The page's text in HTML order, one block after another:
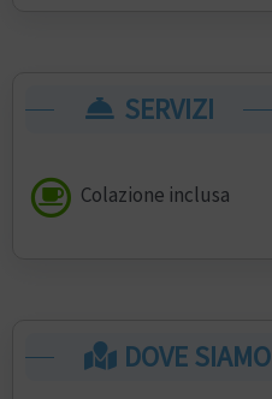
SERVIZI
Colazione inclusa
DOVE SIAMO